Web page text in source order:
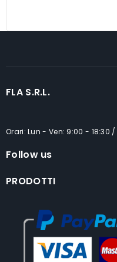
FLA S.R.L.
Orari: Lun - Ven: 9:00 - 18:30
Follow us
PRODOTTI